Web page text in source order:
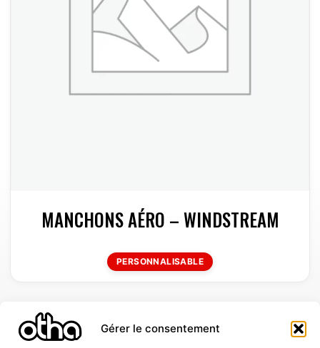
Gérer le consentement
MANCHONS AÉRO – WINDSTREAM
PERSONNALISABLE